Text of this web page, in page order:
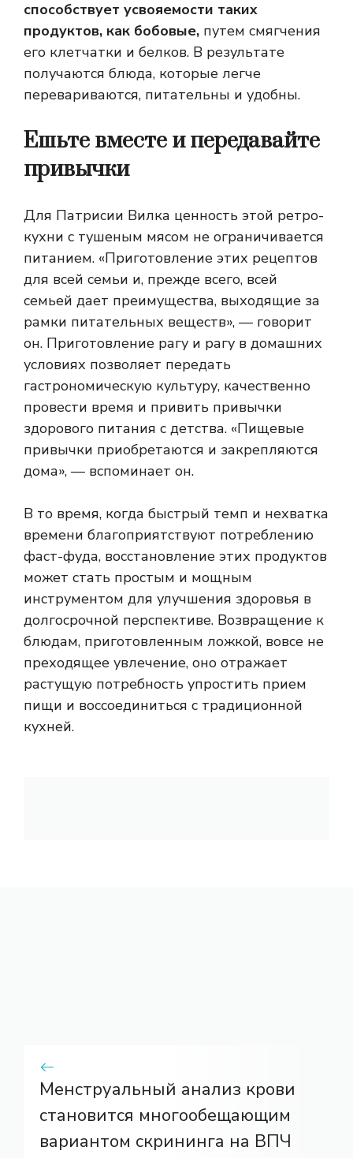
способствует усвояемости таких
продуктов, как бобовые, путем смягчения
его клетчатки и белков. В результате
получаются блюда, которые легче
перевариваются, питательны и удобны.
Ешьте вместе и передавайте
привычки
Для Патрисии Вилка ценность этой ретро-
кухни с тушеным мясом не ограничивается
питанием. «Приготовление этих рецептов
для всей семьи и, прежде всего, всей
семьей дает преимущества, выходящие за
рамки питательных веществ», — говорит
он. Приготовление рагу и рагу в домашних
условиях позволяет передать
гастрономическую культуру, качественно
провести время и привить привычки
здорового питания с детства. «Пищевые
привычки приобретаются и закрепляются
дома», — вспоминает он.
В то время, когда быстрый темп и нехватка
времени благоприятствуют потреблению
фаст-фуда, восстановление этих продуктов
может стать простым и мощным
инструментом для улучшения здоровья в
долгосрочной перспективе. Возвращение к
блюдам, приготовленным ложкой, вовсе не
преходящее увлечение, оно отражает
растущую потребность упростить прием
пищи и воссоединиться с традиционной
кухней.
Менструальный анализ крови
становится многообещающим
вариантом скрининга на ВПЧ